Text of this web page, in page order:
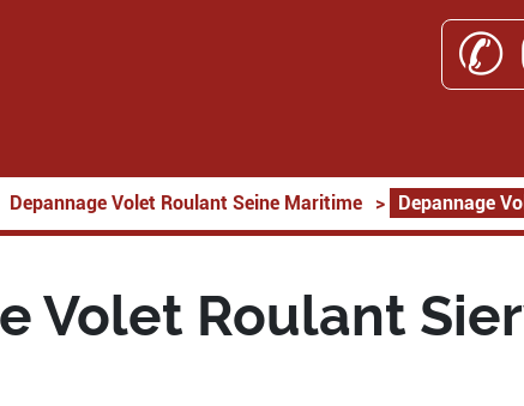
✆
Depannage Volet Roulant Seine Maritime > Depannage
Volet Roulant